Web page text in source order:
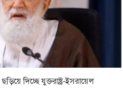
দিচ্ছে যুক্তরাষ্ট্র-ইসরায়েল